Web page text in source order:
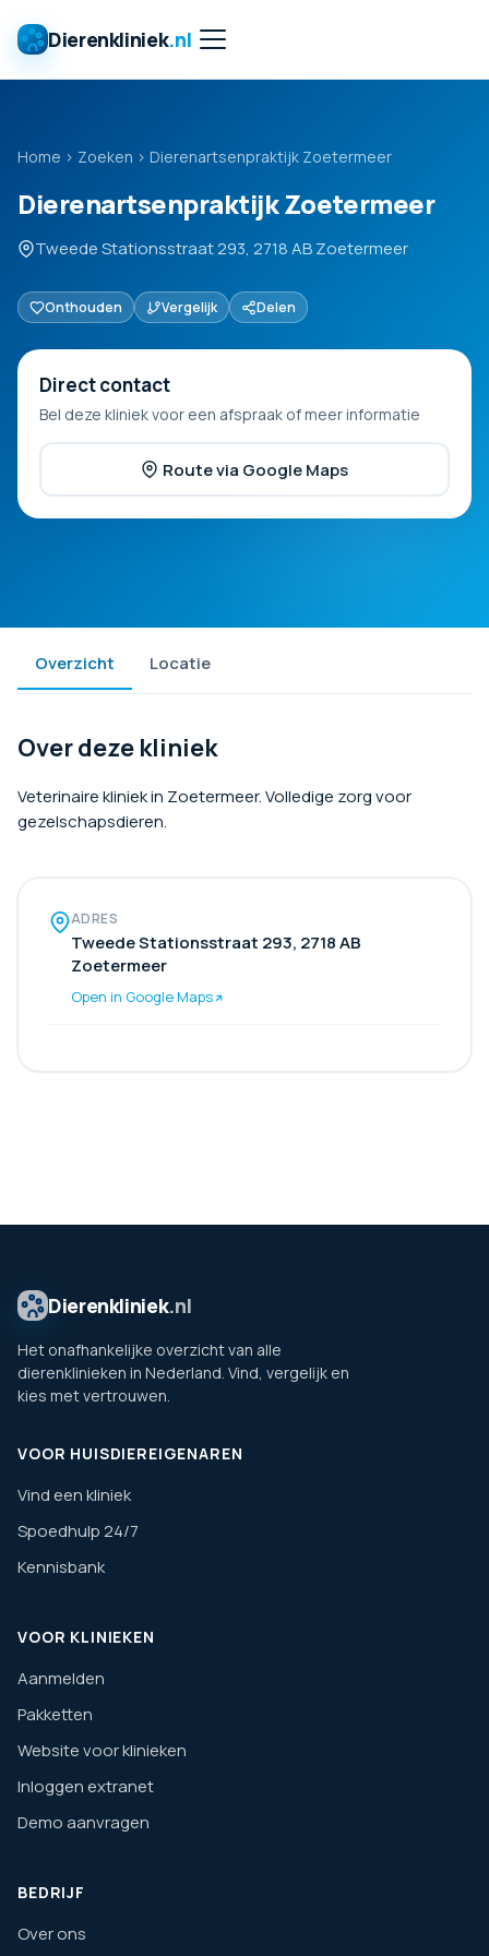
Dierenkliniek.nl
Home › Zoeken › Dierenartsenpraktijk Zoetermeer
Dierenartsenpraktijk Zoetermeer
Tweede Stationsstraat 293, 2718 AB Zoetermeer
Onthouden Vergelijk Delen
Direct contact
Bel deze kliniek voor een afspraak of meer informatie
Route via Google Maps
Overzicht Locatie
Over deze kliniek
Veterinaire kliniek in Zoetermeer. Volledige zorg voor
gezelschapsdieren.
ADRES
Tweede Stationsstraat 293, 2718 AB
Zoetermeer
Open in Google Maps
Dierenkliniek.nl
Het onafhankelijke overzicht van alle
dierenklinieken in Nederland. Vind, vergelijk en
kies met vertrouwen.
VOOR HUISDIEREIGENAREN
Vind een kliniek
Spoedhulp 24/7
Kennisbank
VOOR KLINIEKEN
Aanmelden
Pakketten
Website voor klinieken
Inloggen extranet
Demo aanvragen
BEDRIJF
Over ons